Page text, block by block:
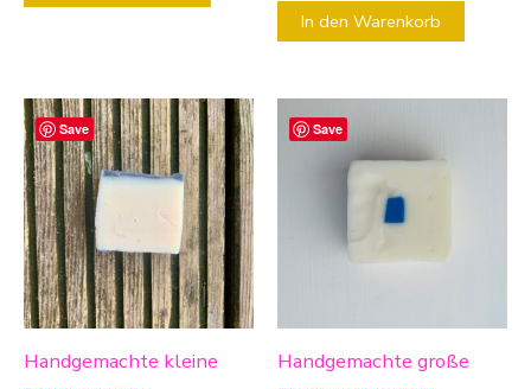
In den Warenkorb
Save
Handgemachte kleine
Save
Handgemachte große